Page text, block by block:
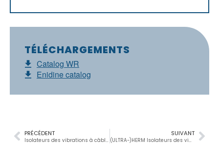
TÉLÉCHARGEMENTS
Catalog WR
Enidine catalog
SUIVANT
PRÉCÉDENT